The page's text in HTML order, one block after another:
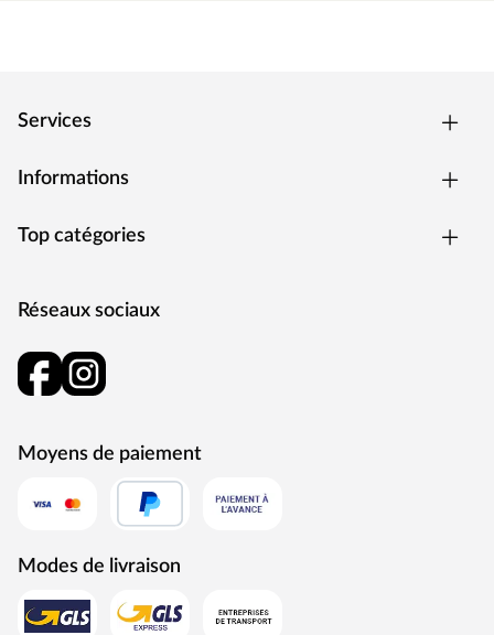
Services
Informations
Top catégories
Réseaux sociaux
Moyens de paiement
Modes de livraison